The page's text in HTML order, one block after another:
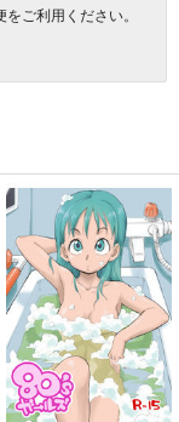
ご利用ください。